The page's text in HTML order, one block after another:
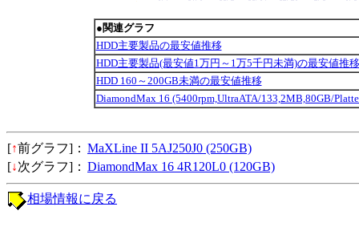
●関連グラフ
HDD主要製品の最安値推移
HDD主要製品(最安値1万円～1万5千円未満)の最安値推移
HDD 160～200GB未満の最安値推移
DiamondMax 16 (5400rpm,UltraATA/133,2MB,80GB/
[↑前グラフ]： MaXLine II 5AJ250J0 (250GB)
[↓次グラフ]： DiamondMax 16 4R120L0 (120GB)
相場情報に戻る